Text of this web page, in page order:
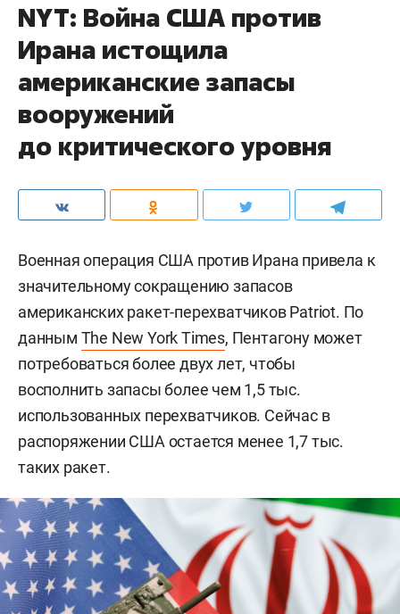
NYT: Война США против
Ирана истощила
американские запасы
вооружений
до критического уровня
Военная операция США против Ирана привела к
значительному сокращению запасов
американских ракет-перехватчиков Patriot. По
данным The New York Times, Пентагону может
потребоваться более двух лет, чтобы
восполнить запасы более чем 1,5 тыс.
использованных перехватчиков. Сейчас в
распоряжении США остается менее 1,7 тыс.
таких ракет.